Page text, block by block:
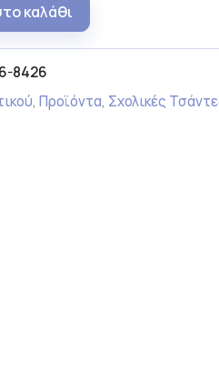
καλάθι
8426
, Προϊόντα, Σχολικές